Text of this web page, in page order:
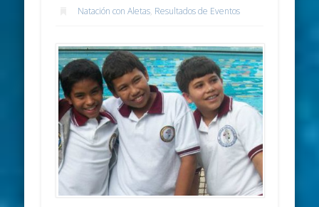
Natación con Aletas, Resultados de Eventos